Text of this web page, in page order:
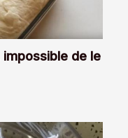
impossible de le